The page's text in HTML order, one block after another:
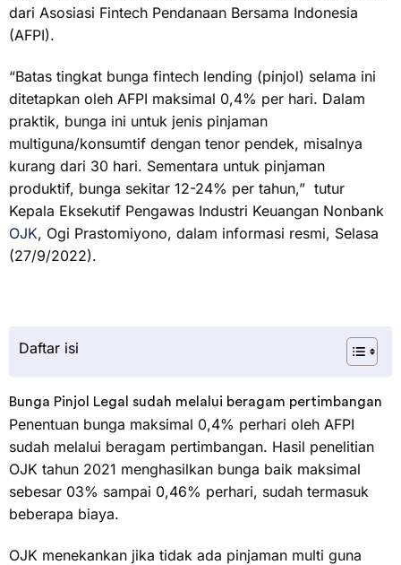
dari Asosiasi Fintech Pendanaan Bersama Indonesia
(AFPI).
“Batas tingkat bunga fintech lending (pinjol) selama ini
ditetapkan oleh AFPI maksimal 0,4% per hari. Dalam
praktik, bunga ini untuk jenis pinjaman
multiguna/konsumtif dengan tenor pendek, misalnya
kurang dari 30 hari. Sementara untuk pinjaman
produktif, bunga sekitar 12-24% per tahun,” tutur
Kepala Eksekutif Pengawas Industri Keuangan Nonbank
OJK, Ogi Prastomiyono, dalam informasi resmi, Selasa
(27/9/2022).
Daftar isi
Bunga Pinjol Legal sudah melalui beragam pertimbangan
Penentuan bunga maksimal 0,4% perhari oleh AFPI
sudah melalui beragam pertimbangan. Hasil penelitian
OJK tahun 2021 menghasilkan bunga baik maksimal
sebesar 03% sampai 0,46% perhari, sudah termasuk
beberapa biaya.
OJK menekankan jika tidak ada pinjaman multi guna